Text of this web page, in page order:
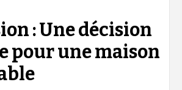
: Une décision
pour une maison